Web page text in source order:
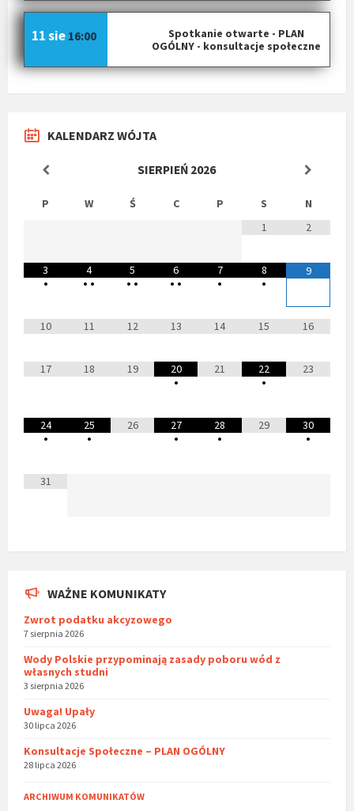
Spotkanie otwarte - PLAN
OGÓLNY - konsultacje społeczne
11 sie 16:00
KALENDARZ WÓJTA
SIERPIEŃ 2026
P W Ś C P S
N
1
2
3
•
4
• •
5
• •
6
• •
7
•
8
•
9
10 11 12 13 14 15 16
17 18 19
20
•
21
22
•
23
24
•
25
•
26
27
•
28
•
29
30
•
31
WAŻNE KOMUNIKATY
Zwrot podatku akcyzowego
7 sierpnia 2026
Wody Polskie przypominają zasady poboru wód z
własnych studni
3 sierpnia 2026
Uwaga! Upały
30 lipca 2026
Konsultacje Społeczne – PLAN OGÓLNY
28 lipca 2026
ARCHIWUM KOMUNIKATÓW